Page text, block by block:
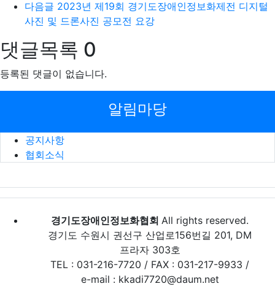
다음글 2023년 제19회 경기도장애인정보화제전 디지털
사진 및 드론사진 공모전 요강
댓글목록 0
등록된 댓글이 없습니다.
알림마당
공지사항
협회소식
경기도장애인정보화협회 All rights reserved.
경기도 수원시 권선구 산업로156번길 201, DM
프라자 303호
TEL : 031-216-7720 / FAX : 031-217-9933 /
e-mail : kkadi7720@daum.net